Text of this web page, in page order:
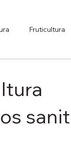
Fruticultura
Silvicultura e